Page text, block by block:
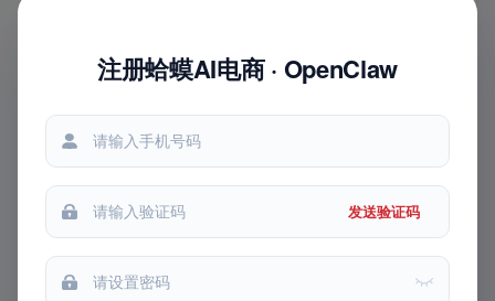
我的推广
平台
多比例适配
1键
智能配乐 图 文 1
一张
注册蛤蟆AI电商 · OpenClaw
发送验证码